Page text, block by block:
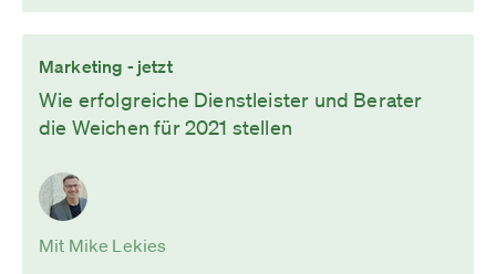
Marketing - jetzt
Wie erfolgreiche Dienstleister und Berater
die Weichen für 2021 stellen
Mit Mike Lekies